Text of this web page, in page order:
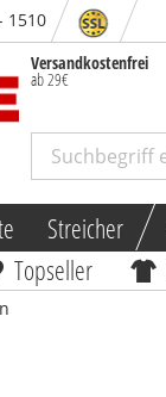
1510
Versandkostenfrei
ab 29€
Streicher
Topseller